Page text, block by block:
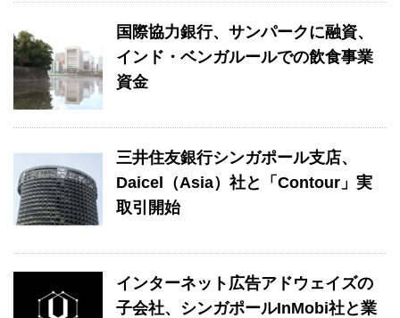
国際協力銀行、サンパークに融資、
インド・ベンガルールでの飲食事業
資金
三井住友銀行シンガポール支店、
Daicel（Asia）社と「Contour」実
取引開始
インターネット広告アドウェイズの
子会社、シンガポールInMobi社と業